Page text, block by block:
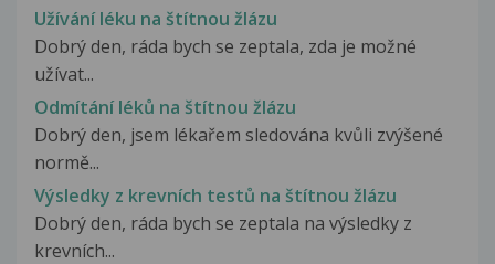
Užívání léku na štítnou žlázu
Dobrý den, ráda bych se zeptala, zda je možné
užívat...
Odmítání léků na štítnou žlázu
Dobrý den, jsem lékařem sledována kvůli zvýšené
normě...
Výsledky z krevních testů na štítnou žlázu
Dobrý den, ráda bych se zeptala na výsledky z
krevních...